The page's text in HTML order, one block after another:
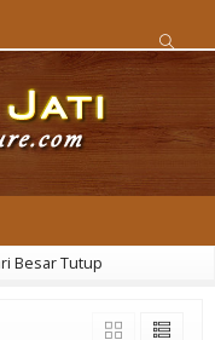
Besar Tutup